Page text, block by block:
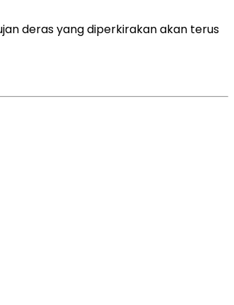
deras yang diperkirakan akan terus